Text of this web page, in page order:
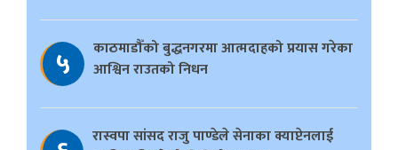
५
काठमाडौँको बुद्धनगरमा आत्मदाहको प्रयास गरेका
आश्विन राउतको निधन
रास्वपा सांसद राजु पाण्डेले सेनाका क्याप्टेनलाई